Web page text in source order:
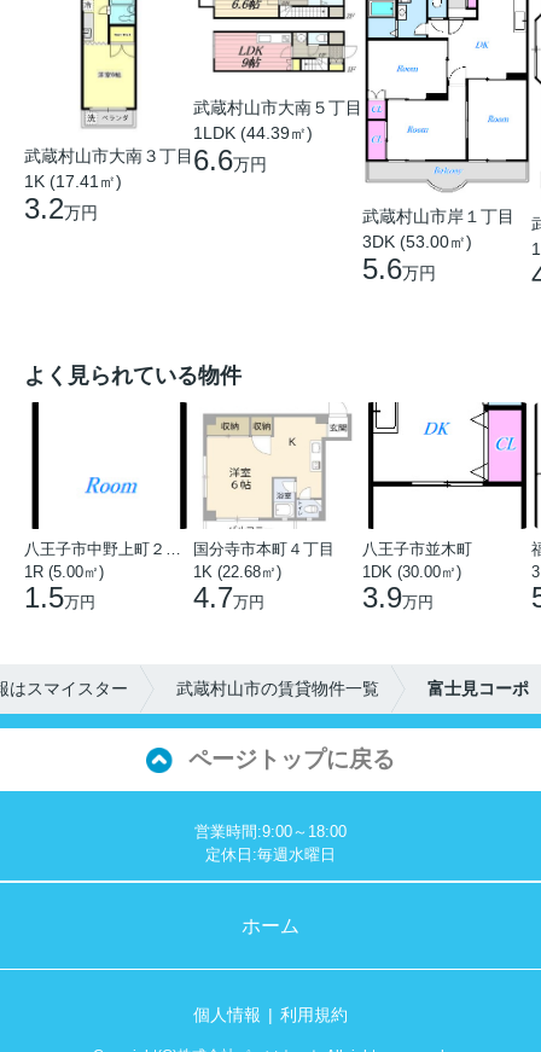
武蔵村山市大南３丁目
1K (17.41㎡)
3.2万円
武蔵村山市大南５丁目
1LDK (44.39㎡)
6.6万円
武蔵村山市岸１丁目
3DK (53.00㎡)
5.6万円
よく見られている物件
1R (5.00㎡)
1.5万円
国分寺市本町４丁目
1K (22.68㎡)
4.7万円
八王子市並木町
1DK (30.00㎡)
3.9万円
はスマイスター 武蔵村山市の賃貸物件一覧 富士見コーポ
ページトップに戻る
営業時間:9:00～18:00
定休日:毎週水曜日
ホーム
個人情報 利用規約